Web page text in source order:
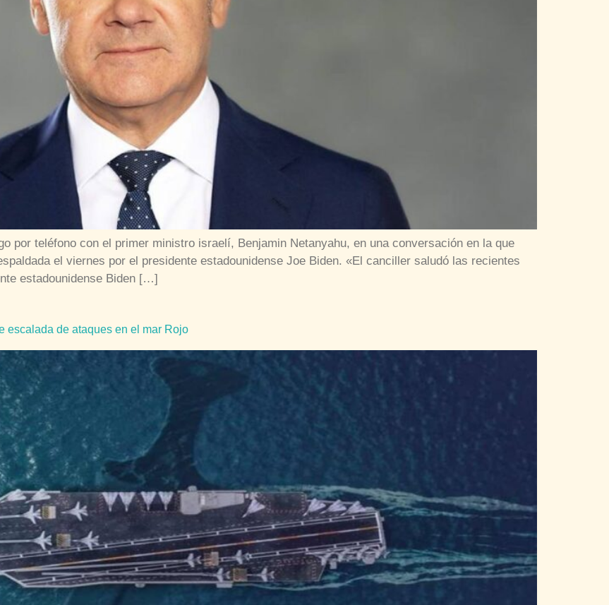
por teléfono con el primer ministro israelí, Benjamin Netanyahu, en una conversación en la que
el viernes por el presidente estadounidense Joe Biden. «El canciller saludó las recientes
estadounidense Biden […]
escalada de ataques en el mar Rojo